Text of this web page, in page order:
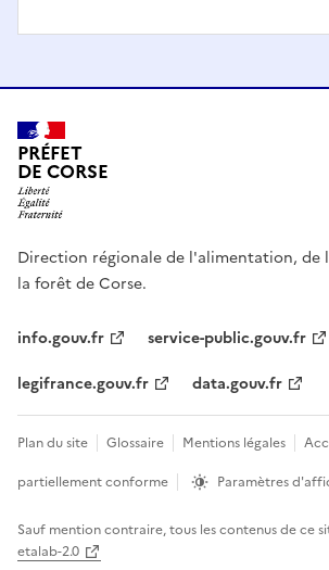
PRÉFET
DE CORSE
Direction régionale de l'alimentation, de
la forêt de Corse.
info.gouv.fr
service-public.gouv.fr
legifrance.gouv.fr
data.gouv.fr
Plan du site Glossaire Mentions légales
partiellement conforme
Paramètres
Sauf mention contraire, tous les contenus de ce
etalab-2.0